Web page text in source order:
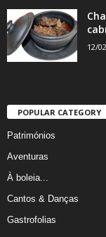
12/
POPULAR CATEGORY
Patrimónios
Aventuras
À boleia...
Cantos & Danças
Gastrofolias